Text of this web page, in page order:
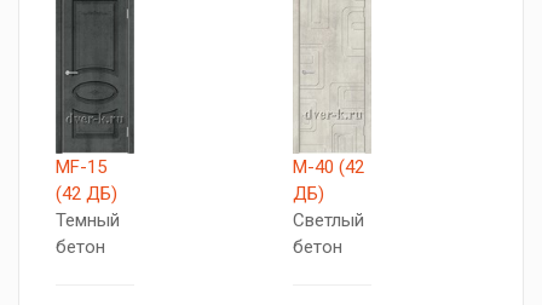
MF-15
(42 ДБ)
Темный
бетон
М-40 (42
ДБ)
Светлый
бетон